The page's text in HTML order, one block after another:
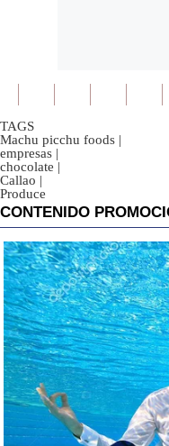
TAGS
Machu picchu foods |
empresas |
chocolate |
Callao |
Produce